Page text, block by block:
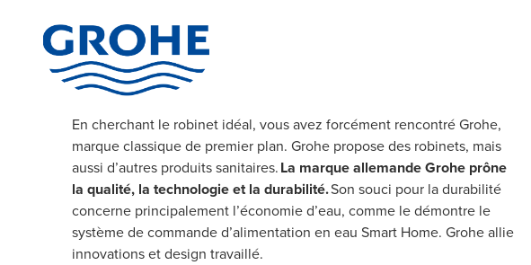
En cherchant le robinet idéal, vous avez forcément rencontré Grohe,
marque classique de premier plan. Grohe propose des robinets, mais
aussi d’autres produits sanitaires.La marque allemande Grohe prône
la qualité, la technologie et la durabilité.Son souci pour la durabilité
concerne principalement l’économie d’eau, comme le démontre le
système de commande d’alimentation en eau Smart Home. Grohe allie
innovations et design travaillé.